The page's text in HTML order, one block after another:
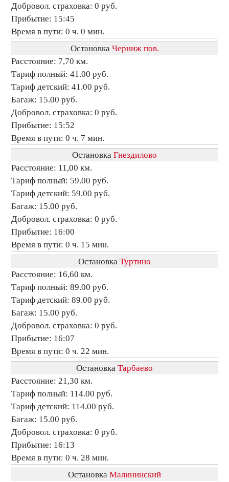
Добровол. страховка: 0 руб.
Прибытие: 15:45
Время в пути: 0 ч. 0 мин.
Остановка Черниж пов.
Расстояние: 7,70 км.
Тариф полный: 41.00 руб.
Тариф детский: 41.00 руб.
Багаж: 15.00 руб.
Добровол. страховка: 0 руб.
Прибытие: 15:52
Время в пути: 0 ч. 7 мин.
Остановка Гнездилово
Расстояние: 11,00 км.
Тариф полный: 59.00 руб.
Тариф детский: 59.00 руб.
Багаж: 15.00 руб.
Добровол. страховка: 0 руб.
Прибытие: 16:00
Время в пути: 0 ч. 15 мин.
Остановка Туртино
Расстояние: 16,60 км.
Тариф полный: 89.00 руб.
Тариф детский: 89.00 руб.
Багаж: 15.00 руб.
Добровол. страховка: 0 руб.
Прибытие: 16:07
Время в пути: 0 ч. 22 мин.
Остановка Тарбаево
Расстояние: 21,30 км.
Тариф полный: 114.00 руб.
Тариф детский: 114.00 руб.
Багаж: 15.00 руб.
Добровол. страховка: 0 руб.
Прибытие: 16:13
Время в пути: 0 ч. 28 мин.
Остановка Малининский